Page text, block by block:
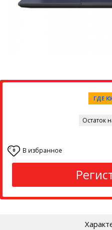
ГДЕ
Остаток
0 В избранное